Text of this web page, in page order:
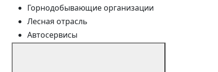
Горнодобывающие организации
Лесная отрасль
Автосервисы